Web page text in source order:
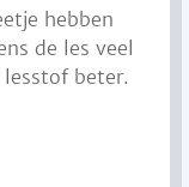
hebben
de les veel
lesstof beter.